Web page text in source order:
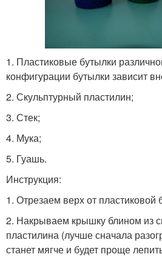
1. Пластиковые бутылки
конфигурации бутылки зависит
2. Скульптурный пластилин;
3. Стек;
4. Мука;
5. Гуашь.
Инструкция:
1. Отрезаем верх от пластиковой
2. Накрываем крышку блином из
пластилина (лучше сначала
станет мягче и будет проще